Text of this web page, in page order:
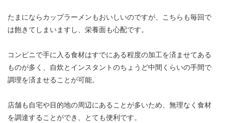
たまにならカップラーメンもおいしいのですが、こちらも毎回で
は飽きてしまいますし、栄養面も心配です。
コンビニで手に入る食材はすでにある程度の加工を済ませてある
ものが多く、自炊とインスタントのちょうど中間くらいの手間で
調理を済ませることが可能。
店舗も自宅や目的地の周辺にあることが多いため、無理なく食材
を調達することができ、とても便利です。